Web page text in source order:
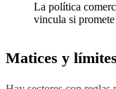
La política
vincula si
Matices y límites